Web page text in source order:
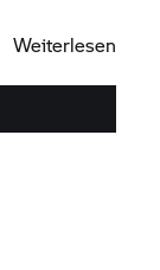
Weiterlesen